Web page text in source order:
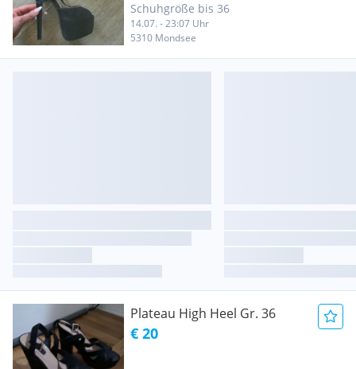
Schuhgröße bis 36
14.07. - 23:07 Uhr
5310 Mondsee
Plateau High Heel Gr. 36
€ 20